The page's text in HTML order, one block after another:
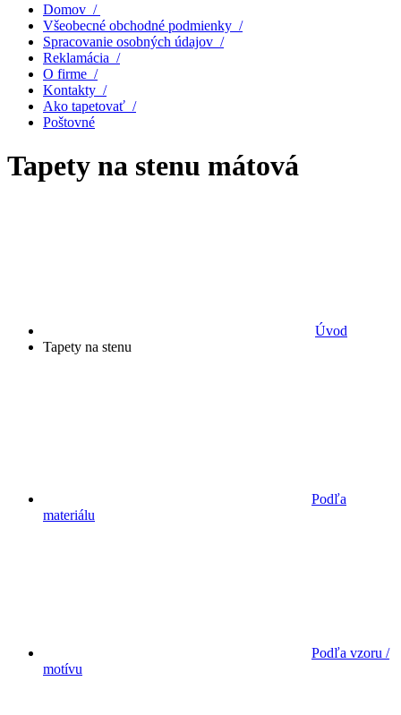
Domov /
Všeobecné obchodné podmienky /
Spracovanie osobných údajov /
Reklamácia /
O firme /
Kontakty /
Ako tapetovať /
Poštovné
Tapety na stenu mátová
Úvod
Tapety na stenu
Podľa
materiálu
Podľa vzoru /
motívu